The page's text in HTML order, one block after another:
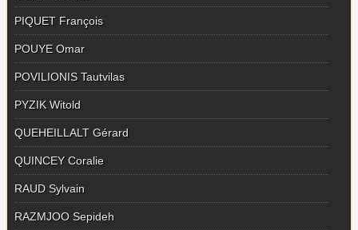
PIQUET François
POUYE Omar
POVILIONIS Tautvilas
PYZIK Witold
QUEHEILLALT Gérard
QUINCEY Coralie
RAUD Sylvain
RAZMJOO Sepideh